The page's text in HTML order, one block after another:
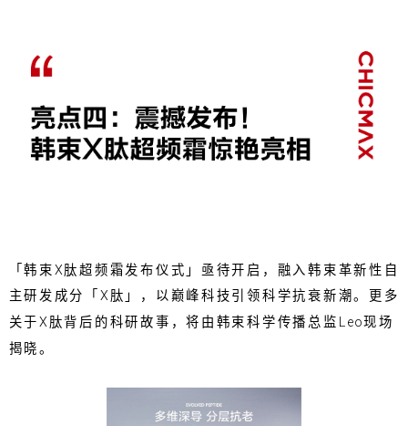
「韩束X肽超频霜发布仪式」亟待开启，融入韩束革新性自
主研发成分「X肽」，以巅峰科技引领科学抗衰新潮。更多
关于X肽背后的科研故事，将由韩束科学传播总监Leo现场
揭晓。